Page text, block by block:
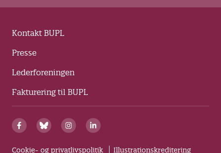
Kontakt BUPL
Presse
Lederforeningen
Fakturering til BUPL
Cookie- og privatlivspolitik Illustrationskreditering